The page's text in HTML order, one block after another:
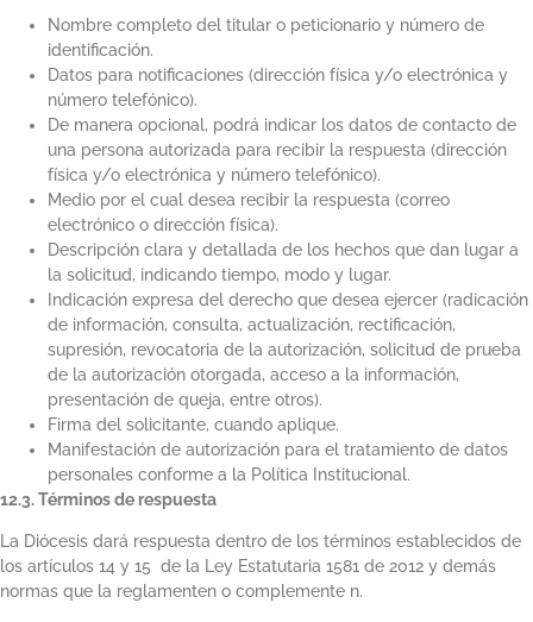
Nombre completo del titular o peticionario y número de
identificación.
Datos para notificaciones (dirección física y/o electrónica y
número telefónico).
De manera opcional, podrá indicar los datos de contacto de
una persona autorizada para recibir la respuesta (dirección
física y/o electrónica y número telefónico).
Medio por el cual desea recibir la respuesta (correo
electrónico o dirección física).
Descripción clara y detallada de los hechos que dan lugar a
la solicitud, indicando tiempo, modo y lugar.
Indicación expresa del derecho que desea ejercer (radicación
de información, consulta, actualización, rectificación,
supresión, revocatoria de la autorización, solicitud de prueba
de la autorización otorgada, acceso a la información,
presentación de queja, entre otros).
Firma del solicitante, cuando aplique.
Manifestación de autorización para el tratamiento de datos
personales conforme a la Política Institucional.
12.3. Términos de respuesta
La Diócesis dará respuesta dentro de los términos establecidos de
los artículos 14 y 15 de la Ley Estatutaria 1581 de 2012 y demás
normas que la reglamenten o complemente n.